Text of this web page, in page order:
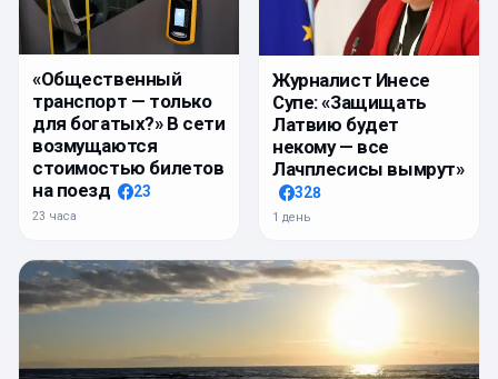
«Общественный
транспорт — только
для богатых?» В сети
возмущаются
стоимостью билетов
на поезд
23
23 часа
Журналист Инесе
Супе: «Защищать
Латвию будет
некому — все
Лачплесисы вымрут»
328
1 день